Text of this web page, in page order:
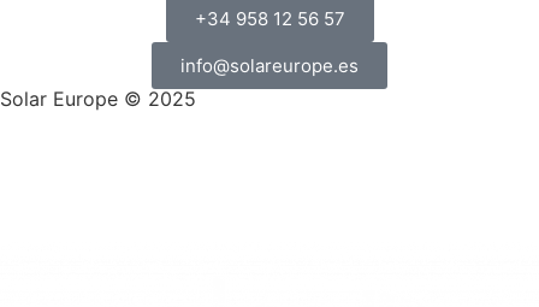
+34 958 12 56 57
info@solareurope.es
Solar Europe © 2025